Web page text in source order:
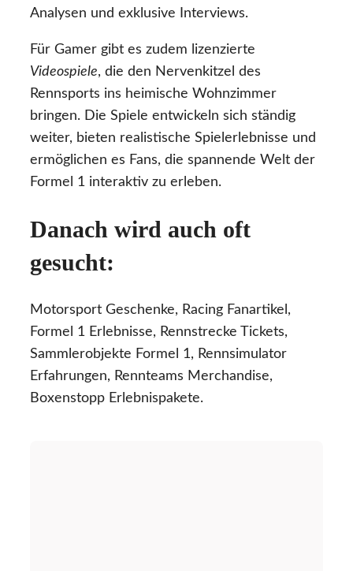
Analysen und exklusive Interviews.
Für Gamer gibt es zudem lizenzierte
Videospiele, die den Nervenkitzel des
Rennsports ins heimische Wohnzimmer
bringen. Die Spiele entwickeln sich ständig
weiter, bieten realistische Spielerlebnisse und
ermöglichen es Fans, die spannende Welt der
Formel 1 interaktiv zu erleben.
Danach wird auch oft
gesucht:
Motorsport Geschenke, Racing Fanartikel,
Formel 1 Erlebnisse, Rennstrecke Tickets,
Sammlerobjekte Formel 1, Rennsimulator
Erfahrungen, Rennteams Merchandise,
Boxenstopp Erlebnispakete.